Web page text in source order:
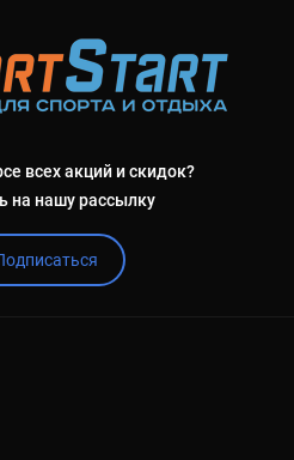
всех акций и скидок?
на нашу рассылку